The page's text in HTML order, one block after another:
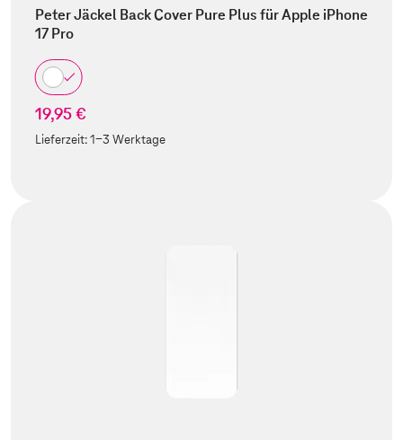
Peter Jäckel Back Cover Pure Plus für Apple iPhone
17 Pro
19,95 €
Lieferzeit:1-3 Werktage